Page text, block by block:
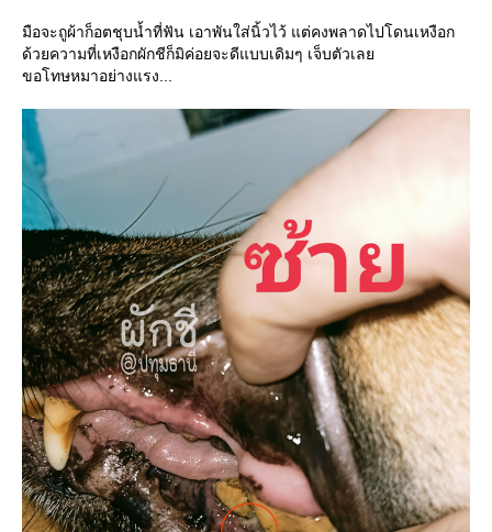
มือจะถูผ้าก็อตชุบน้ำที่ฟัน เอาพันใส่นิ้วไว้ แต่คงพลาดไปโดนเหงือก
ด้วยความที่เหงือกผักชีก็มิค่อยจะดีแบบเดิมๆ เจ็บตัวเล
ขอโทษหมาอย่างแรง...